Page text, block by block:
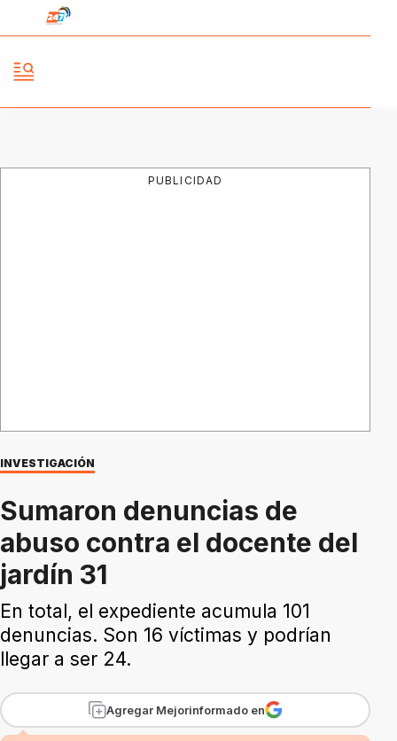
PUBLICIDAD
INVESTIGACIÓN
Sumaron denuncias de
abuso contra el docente del
jardín 31
En total, el expediente acumula 101
denuncias. Son 16 víctimas y podrían
llegar a ser 24.
Agregar Mejorinformado en